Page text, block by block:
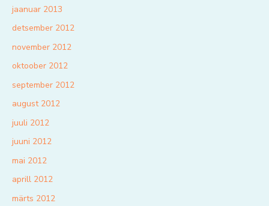
jaanuar 2013
detsember 2012
november 2012
oktoober 2012
september 2012
august 2012
juuli 2012
juuni 2012
mai 2012
aprill 2012
märts 2012